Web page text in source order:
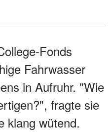
Fonds
Fahrwasser
in Aufruhr. "Wie
fragte sie
klang wütend.